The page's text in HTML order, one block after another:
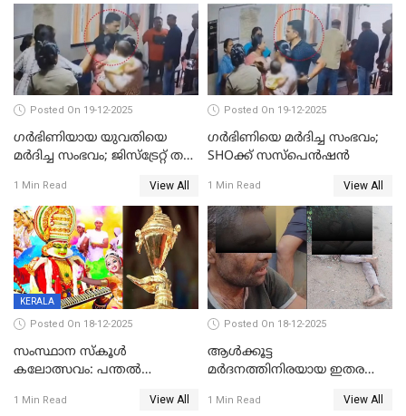
റിപ്പോർട്ട്
Posted On 19-12-2025
ഗര്‍ഭിണിയായ യുവതിയെ
മര്‍ദിച്ച സംഭവം; ജിസ്‌ട്രേറ്റ് തല
യുവതി
1 Min Read View All
Posted On 19-12-2025
ഗര്‍ഭിണിയെ മർദിച്ച സംഭവം;
SHOക്ക് സസ്പെൻഷൻ
1 Min Read View All
KERALA
Posted On 18-12-2025
സംസ്ഥാന സ്കൂൾ
കലോത്സവം: പന്തൽ
1 Min Read View All
Posted On 18-12-2025
ആൾക്കൂട്ട
മർദനത്തിനിരയായ ഇതര
നടുക്കുന്ന സംഭവം
1 Min Read View All